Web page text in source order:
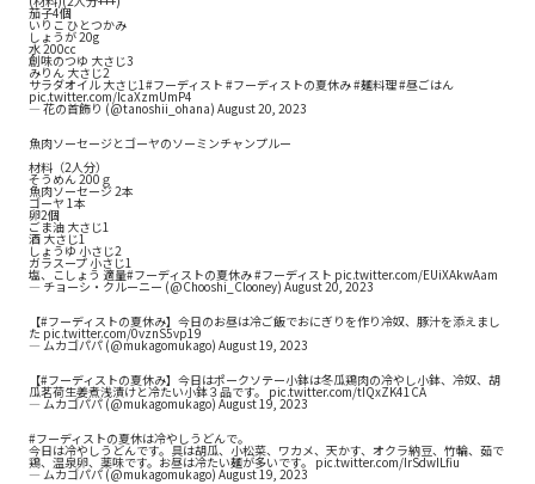
茄子4個
いりこ ひとつかみ
しょうが 20g
水 200cc
創味のつゆ 大さじ3
みりん 大さじ2
サラダオイル 大さじ1 #フーディスト #フーディストの夏休み#麺料理#昼ごはん
pic.twitter.com/IcaXzmUmP4
— 花の首飾り (@tanoshii_ohana) August 20, 2023
魚肉ソーセージとゴーヤのソーミンチャンプルー
材料（2人分）
そうめん 200ｇ
魚肉ソーセージ 2本
ゴーヤ 1本
卵2個
ごま油 大さじ1
酒 大さじ1
しょうゆ 小さじ2
ガラスープ 小さじ1
塩、こしょう 適量#フーディストの夏休み#フーディスト pic.twitter.com/EUiXAkwAam
— チョーシ・クルーニー (@Chooshi_Clooney) August 20, 2023
【#フーディストの夏休み】今日のお昼は冷ご飯でおにぎりを作り冷奴、豚汁を添えまし
たpic.twitter.com/0vznS5vp19
— ムカゴパパ (@mukagomukago) August 19, 2023
【#フーディストの夏休み】今日はポークソテー小鉢は冬瓜鶏肉の冷やし小鉢、冷奴、胡
瓜茗荷生姜煮浅漬けと冷たい小鉢３品です。 pic.twitter.com/tIQxZK41CA
— ムカゴパパ (@mukagomukago) August 19, 2023
#フーディストの夏休は冷やしうどんで。
今日は冷やしうどんです。具は胡瓜、小松菜、ワカメ、天かす、オクラ納豆、竹輪、茹で
鶏、温泉卵、薬味です。お昼は冷たい麺が多いです。 pic.twitter.com/IrSdwILfiu
— ムカゴパパ (@mukagomukago) August 19, 2023